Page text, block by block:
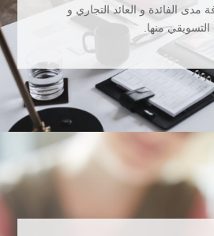
مدى الفائدة و العائد التجاري و
التسويقي منها.